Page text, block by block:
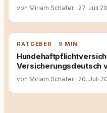
von Miriam Schäfer · 27. Juli
RATGEBER · 9 MIN
Versicherungsdeutsch
von Miriam Schäfer · 20. Juli